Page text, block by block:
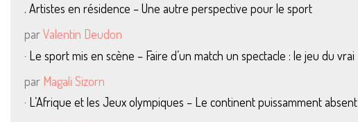
. Artistes en résidence – Une autre perspective pour le sport
parValentin Deudon
· Le sport mis en scène – Faire d’un match un spectacle : le jeu du vrai
par Magali Sizorn
· L’Afrique et les Jeux olympiques – Le continent puissamment absent